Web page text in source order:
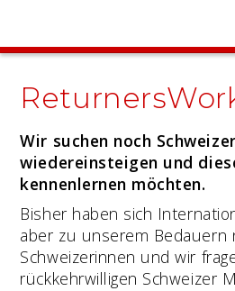
Wir suchen noch
wiedereinsteigen und
kennenlernen möchten.
Bisher haben sich
aber zu unserem Bedauern
Schweizerinnen und wir
rückkehrwilligen Schweizer